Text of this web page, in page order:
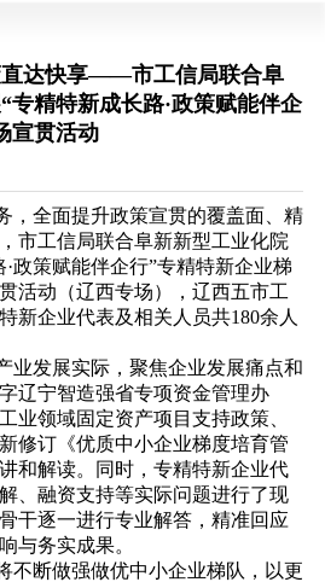
直达快享——市工信局联合阜
专精特新成长路·政策赋能伴企
宣贯活动
，全面提升政策宣贯的覆盖面、精
市工信局联合阜新新型工业化院
政策赋能伴企行”专精特新企业梯
活动（辽西专场），辽西五市工
新企业代表及相关人员共180余人
业发展实际，聚焦企业发展痛点和
辽宁智造强省专项资金管理办
业领域固定资产项目支持政策、
修订《优质中小企业梯度培育管
和解读。同时，专精特新企业代
、融资支持等实际问题进行了现
干逐一进行专业解答，精准回应
与务实成果。
不断做强做优中小企业梯队，以更